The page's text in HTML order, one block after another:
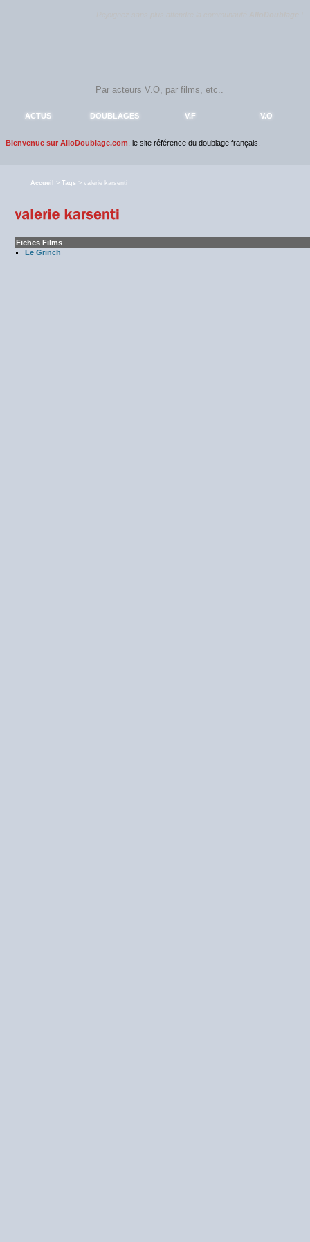
ACTUS DOUBLAGES V.F V.O
Bienvenue sur AlloDoublage.com , le site référence du doublage français.
Accueil > Tags > valerie karsenti
Fiches Films
Le Grinch